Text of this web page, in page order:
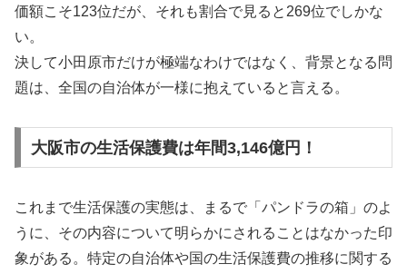
価額こそ123位だが、それも割合で見ると269位でしかな
い。
決して小田原市だけが極端なわけではなく、背景となる問
題は、全国の自治体が一様に抱えていると言える。
大阪市の生活保護費は年間3,146億円！
これまで生活保護の実態は、まるで「パンドラの箱」のよ
うに、その内容について明らかにされることはなかった印
象がある。特定の自治体や国の生活保護費の推移に関する